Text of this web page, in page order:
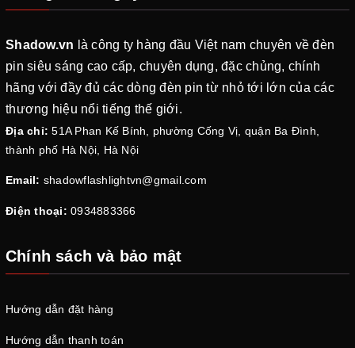
Shadow.vn là công ty hàng đầu Việt nam chuyên về đèn
pin siêu sáng cao cấp, chuyên dụng, đặc chủng, chính
hãng với đầy đủ các dòng đèn pin từ nhỏ tới lớn của các
thương hiệu nổi tiếng thế giới.
Địa chỉ: 51A Phan Kế Bính, phường Cống Vị, quận Ba Đình,
thành phố Hà Nội, Hà Nội
Email: shadowflashlightvn@gmail.com
Điện thoại: 0934883366
Chính sách và bảo mật
Hướng dẫn đặt hàng
Hướng dẫn thanh toán